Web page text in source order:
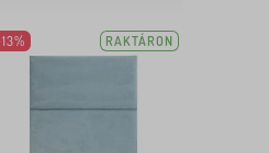
RAKTÁRON